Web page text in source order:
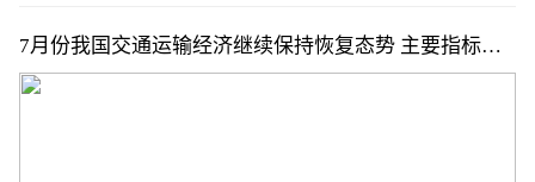
7月份我国交通运输经济继续保持恢复态势 主要指标同
比均实现增长